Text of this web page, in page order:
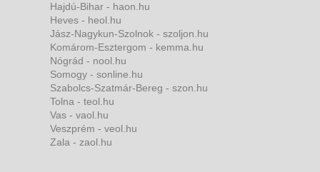
Hajdú-Bihar - haon.hu
Heves - heol.hu
Jász-Nagykun-Szolnok - szoljon.hu
Komárom-Esztergom - kemma.hu
Nógrád - nool.hu
Somogy - sonline.hu
Szabolcs-Szatmár-Bereg - szon.hu
Tolna - teol.hu
Vas - vaol.hu
Veszprém - veol.hu
Zala - zaol.hu